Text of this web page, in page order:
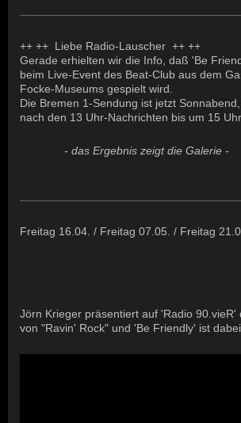
++ ++ Liebe Radio-Lauscher ++ ++
Gerade erhielten wir die Info, daß 'Be
beim Live-Event des Beat-Club aus dem
Focke-Museums gespielt wird.
Die Bremen 1-Sendung ist jetzt Sonnabend,
nach den 13 Uhr-Nachrichten bis um 15
- das Ergebnis zeigt die Galerie -
Freitag 16.04. / Freitag 07.05. / Freitag
Jörn Krieger präsentiert auf 'Radio 90.vieR'
von "Ravin' Rock" und 'Be Friendly' ist dabei